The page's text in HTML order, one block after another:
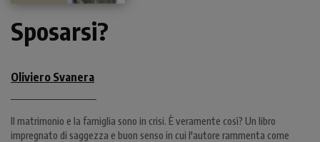
Sposarsi?
Oliviero Svanera
Il matrimonio e la famiglia sono in crisi. È veramente così? Un libro
impregnato di saggezza e buon senso in cui l'autore rammenta come